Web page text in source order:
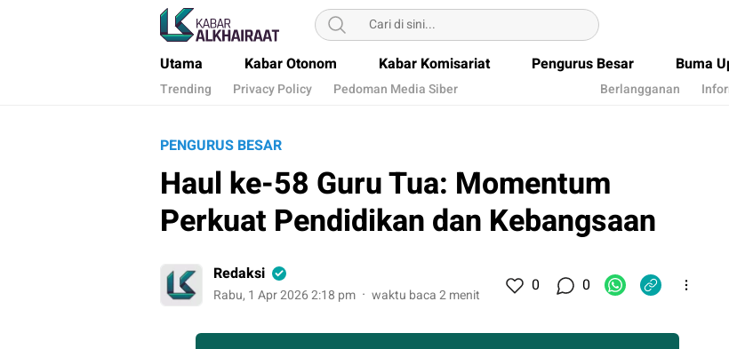
Kabar Alkhairaat
Mengabarkan Kebaikan
Utama Kabar Otonom Kabar Komisariat Pengurus Besar Buma
Trending Privacy Policy Pedoman Media Siber Berlangganan
PENGURUS BESAR
Haul ke-58 Guru Tua: Momentum
Perkuat Pendidikan dan Kebangsaan
Redaksi
Rabu, 1 Apr 2026 2:18 pm waktu baca 2 menit 0 0